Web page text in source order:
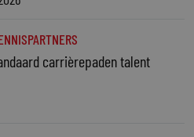
carrièrepaden talent